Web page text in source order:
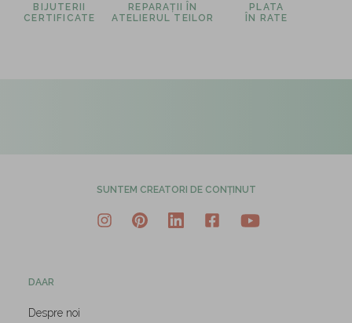
BIJUTERII
CERTIFICATE
REPARAȚII ÎN
ATELIERUL TEILOR
PLATA
ÎN RATE
SUNTEM CREATORI DE CONȚINUT
DAAR
Despre noi